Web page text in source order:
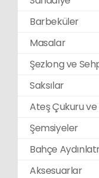
Barbeküler
Masalar
Şezlong ve
Saksılar
Ateş Çukuru
Şemsiyeler
Bahçe
Aksesuarlar